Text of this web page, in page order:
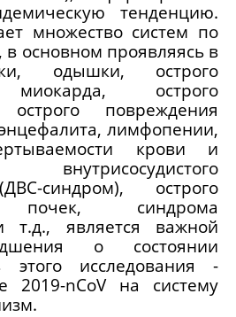
тенденцию.
множество систем по
в основном проявляясь в
одышки, острого
миокарда, острого
острого повреждения
лимфопении,
крови и
синдром), острого
почек, синдрома
т.д., является важной
о состоянии
этого исследования -
2019-nCoV на систему